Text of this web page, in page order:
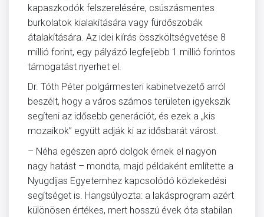
kapaszkodók felszerelésére, csúszásmentes
burkolatok kialakítására vagy fürdőszobák
átalakítására. Az idei kiírás összköltségvetése 8
millió forint, egy pályázó legfeljebb 1 millió forintos
támogatást nyerhet el.
Dr. Tóth Péter polgármesteri kabinetvezető arról
beszélt, hogy a város számos területen igyekszik
segíteni az idősebb generációt, és ezek a „kis
mozaikok” együtt adják ki az idősbarát várost.
– Néha egészen apró dolgok érnek el nagyon
nagy hatást – mondta, majd példaként említette a
Nyugdíjas Egyetemhez kapcsolódó közlekedési
segítséget is. Hangsúlyozta: a lakásprogram azért
különösen értékes, mert hosszú évek óta stabilan